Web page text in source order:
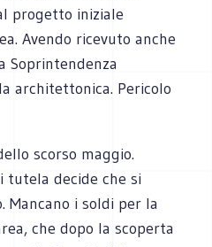
progetto iniziale
Avendo ricevuto anche
Soprintendenza
architettonica. Pericolo
scorso maggio.
tutela decide che si
i soldi per la
che dopo la scoperta